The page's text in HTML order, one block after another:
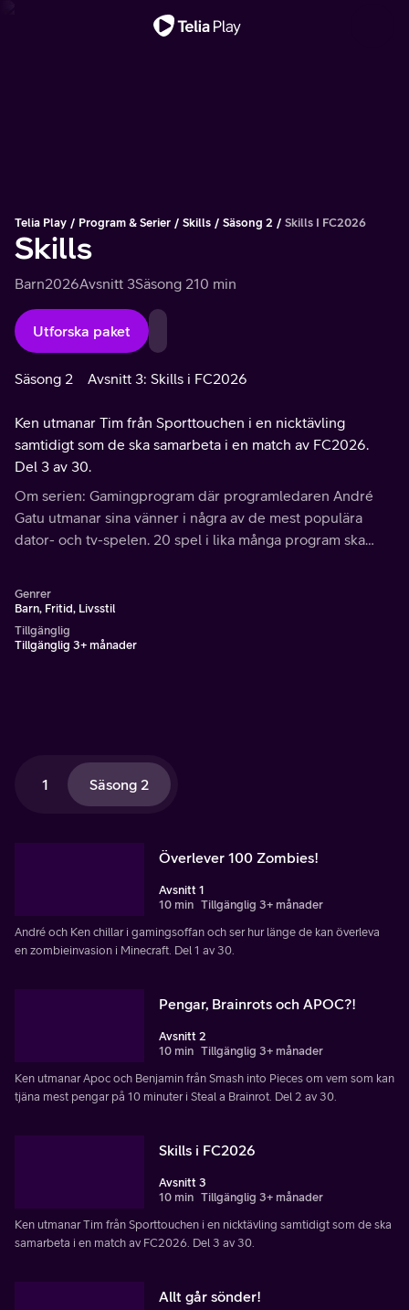
Telia Play Program & Serier Skills Säsong 2 Skills I FC2026
Skills
Barn2026Avsnitt 3Säsong 210 min
Utforska paket
Säsong 2 Avsnitt 3: Skills i FC2026
Ken utmanar Tim från Sporttouchen i en nicktävling
samtidigt som de ska samarbeta i en match av FC2026.
Del 3 av 30.
Om serien: Gamingprogram där programledaren André
Gatu utmanar sina vänner i några av de mest populära
dator- och tv-spelen. 20 spel i lika många program ska
Genrer
Barn, Fritid, Livsstil
Tillgänglig
Tillgänglig 3+ månader
1 Säsong 2
Överlever 100 Zombies!
Avsnitt 1
10 min Tillgänglig 3+ månader
André och Ken chillar i gamingsoffan och ser hur länge de kan överleva
en zombieinvasion i Minecraft. Del 1 av 30.
Pengar, Brainrots och APOC?!
Avsnitt 2
10 min Tillgänglig 3+ månader
Ken utmanar Apoc och Benjamin från Smash into Pieces om vem som kan
tjäna mest pengar på 10 minuter i Steal a Brainrot. Del 2 av 30.
Skills i FC2026
Avsnitt 3
10 min Tillgänglig 3+ månader
Ken utmanar Tim från Sporttouchen i en nicktävling samtidigt som de ska
samarbeta i en match av FC2026. Del 3 av 30.
Allt går sönder!